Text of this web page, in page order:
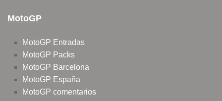
MotoGP
MotoGP Entradas
MotoGP Packs
MotoGP Barcelona
MotoGP España
MotoGP comentarios